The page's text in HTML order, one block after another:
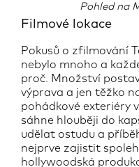
Pohled na
Filmové lokace
Pokusů o zfilmování
nebylo mnoho a
proč. Množství
výprava a jen těžko
pohádkové exteriéry
sáhne hlouběji do
udělat ostudu a
nejprve zajistit
hollywoodská